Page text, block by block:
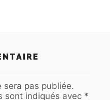
sera pas publiée.
sont indiqués avec *